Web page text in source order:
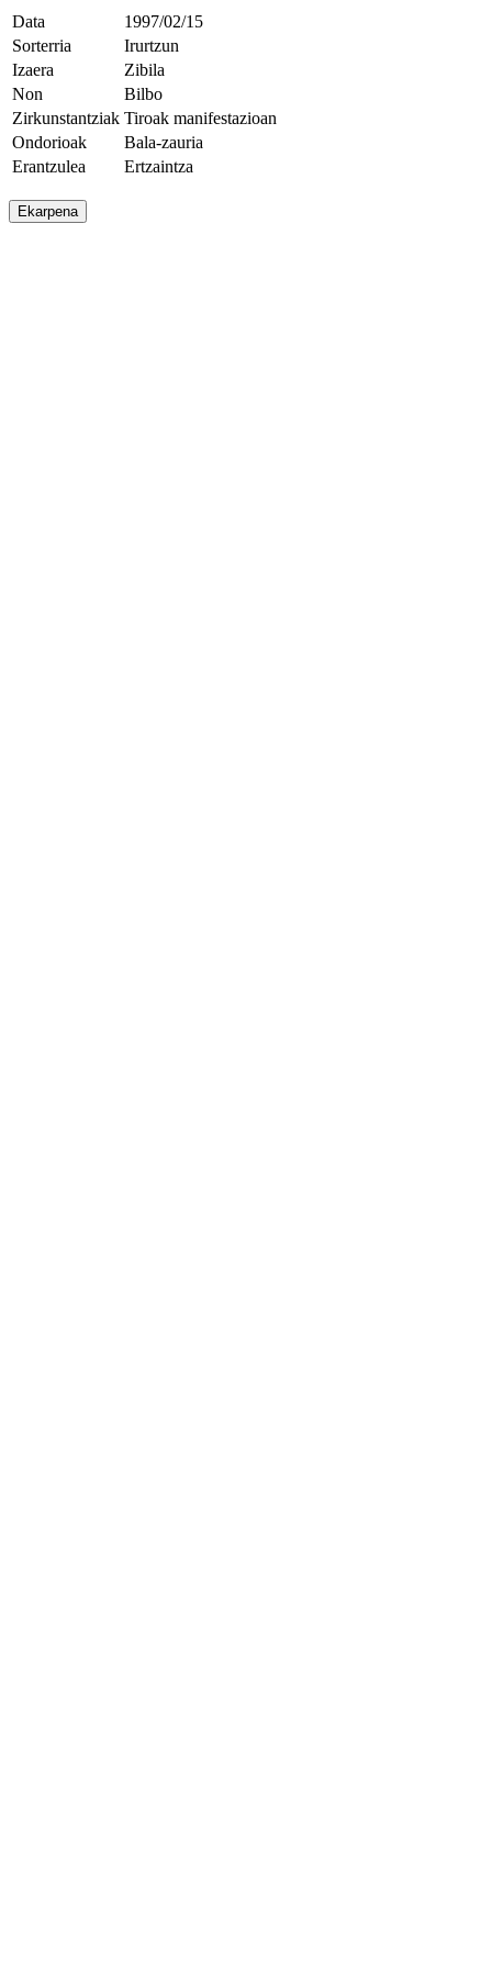
Data
1997/02/15
Sorterria
Irurtzun
Izaera
Zibila
Non
Bilbo
Zirkunstantziak Tiroak manifestazioan
Ondorioak
Bala-zauria
Erantzulea
Ertzaintza